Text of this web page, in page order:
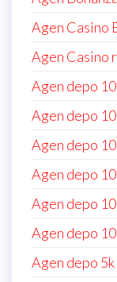
Agen Casino
Agen Casino
Agen depo
Agen depo
Agen depo
Agen depo
Agen depo
Agen depo
Agen depo 5k